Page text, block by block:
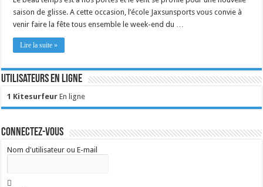
saison de glisse. A cette occasion, l’école Jaxsunsports vous convie à
venir faire la fête tous ensemble le week-end du …
Lire la suite »
Utilisateurs en ligne
1 Kitesurfeur En ligne
Connectez-vous
Nom d'utilisateur ou E-mail